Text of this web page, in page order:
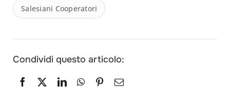
Salesiani Cooperatori
Condividi questo articolo: